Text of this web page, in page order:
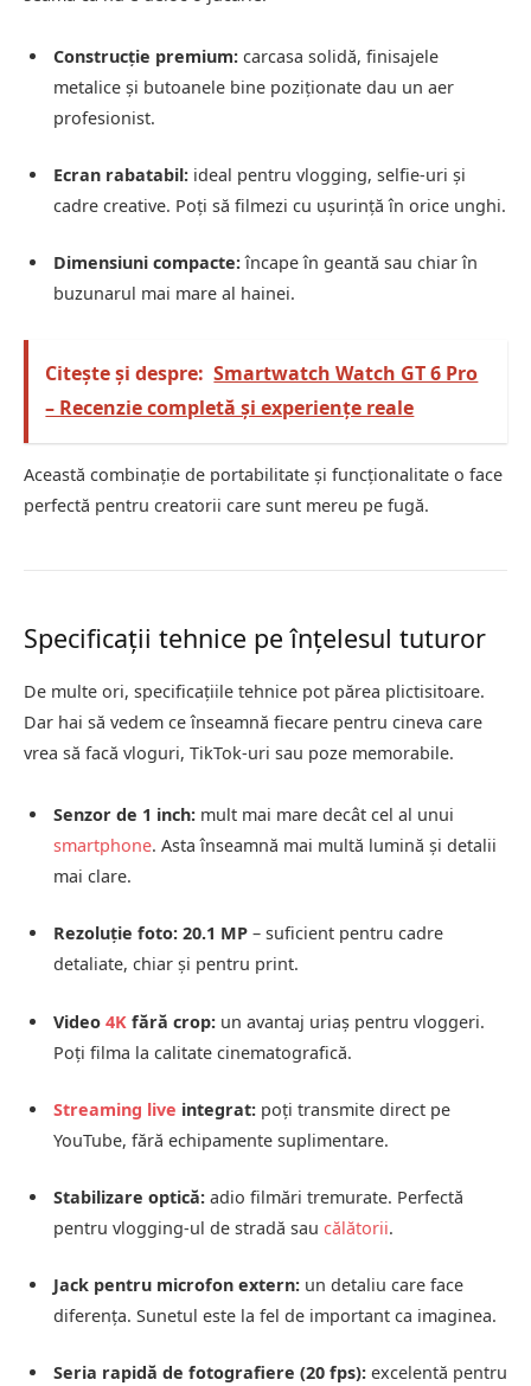
Construcție premium: carcasa solidă, finisajele
metalice și butoanele bine poziționate dau un aer
profesionist.
Ecran rabatabil: ideal pentru vlogging, selfie-uri și
cadre creative. Poți să filmezi cu ușurință în orice unghi.
Dimensiuni compacte:încape în geantă sau chiar în
buzunarul mai mare al hainei.
Citește și despre: Smartwatch Watch GT 6 Pro
– Recenzie completă și experiențe reale
Această combinație de portabilitate și funcționalitate o face
perfectă pentru creatorii care sunt mereu pe fugă.
Specificații tehnice pe înțelesul tuturor
De multe ori, specificațiile tehnice pot părea plictisitoare.
Dar hai să vedem ce înseamnă fiecare pentru cineva care
vrea să facă vloguri, TikTok-uri sau poze memorabile.
Senzor de 1 inch: mult mai mare decât cel al unui
smartphone. Asta înseamnă mai multă lumină și detalii
mai clare.
Rezoluție foto: 20.1 MP – suficient pentru cadre
detaliate, chiar și pentru print.
Video 4K fără crop: un avantaj uriaș pentru vloggeri.
Poți filma la calitate cinematografică.
Streaming live integrat: poți transmite direct pe
YouTube, fără echipamente suplimentare.
Stabilizare optică: adio filmări tremurate. Perfectă
pentru vlogging-ul de stradă sau călătorii.
Jack pentru microfon extern: un detaliu care face
diferența. Sunetul este la fel de important ca imaginea.
Seria rapidă de fotografiere (20 fps): excelentă pentru